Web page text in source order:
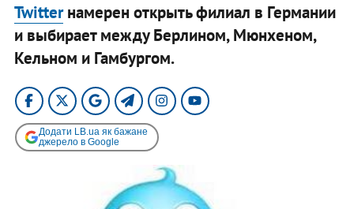
Twitterнамерен открыть филиал в Германии
и выбирает между Берлином, Мюнхеном,
Кельном и Гамбургом.
Додати LB.ua як бажане
джерело в Google